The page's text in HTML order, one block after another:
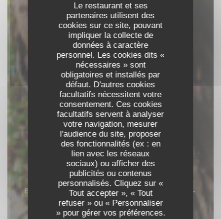
Le restaurant et ses
partenaires utilisent des
cookies sur ce site, pouvant
impliquer la collecte de
données à caractère
personnel. Les cookies dits «
nécessaires » sont
obligatoires et installés par
défaut. D'autres cookies
facultatifs nécessitent votre
consentement. Ces cookies
facultatifs servent à analyser
votre navigation, mesurer
l'audience du site, proposer
des fonctionnalités (ex : en
lien avec les réseaux
sociaux) ou afficher des
publicités ou contenus
personnalisés. Cliquez sur «
Tout accepter », « Tout
refuser » ou « Personnaliser
» pour gérer vos préférences.
Les Pieds dans
l'Eau
BAR RESTAURANT & TAPAS|
NEUILLY-
SUR-SEINE